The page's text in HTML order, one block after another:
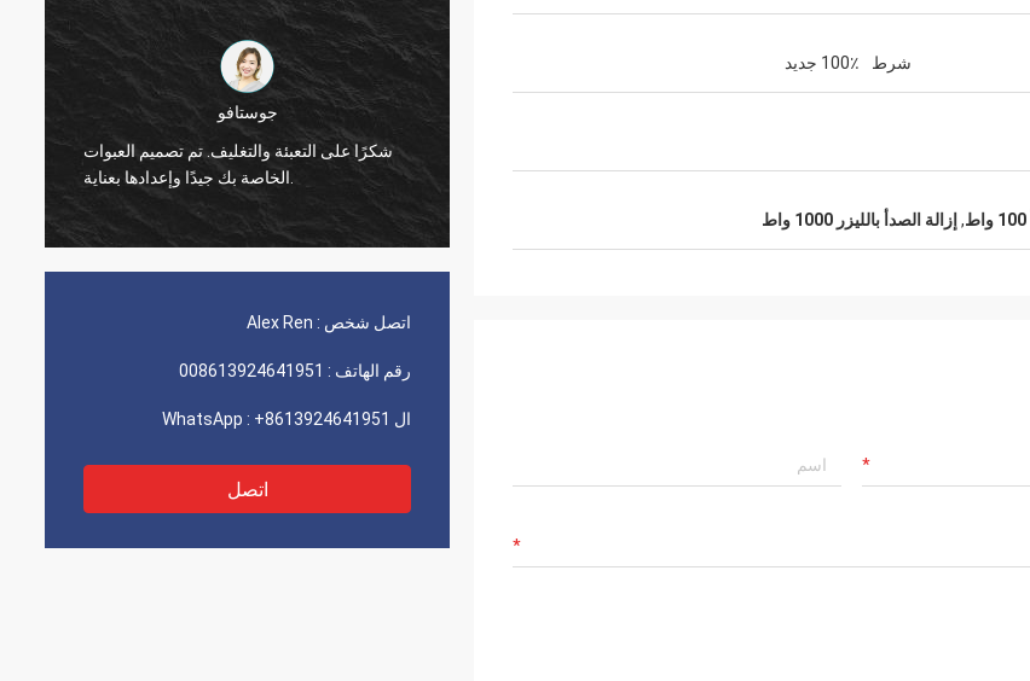
جوستافو
شكرًا على التعبئة والتغليف. تم تصميم العبوات
اتصل شخص : Alex Ren
رقم الهاتف : 008613924641951
ال WhatsApp : +8613924641951
اتصل
شرط 100٪ جديد
, إزالة الصدأ بالليزر 1000 واط